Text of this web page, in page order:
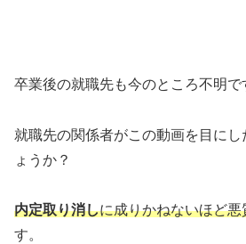
卒業後の就職先も今のところ不明で
就職先の関係者がこの動画を目に
ょうか？
内定取り消しに成りかねないほど悪
す。